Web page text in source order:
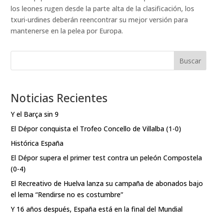
los leones rugen desde la parte alta de la clasificación, los
txuri-urdines deberán reencontrar su mejor versión para
mantenerse en la pelea por Europa.
Buscar
Noticias Recientes
Y el Barça sin 9
El Dépor conquista el Trofeo Concello de Villalba (1-0)
Histórica España
El Dépor supera el primer test contra un peleón Compostela
(0-4)
El Recreativo de Huelva lanza su campaña de abonados bajo
el lema “Rendirse no es costumbre”
Y 16 años después, España está en la final del Mundial